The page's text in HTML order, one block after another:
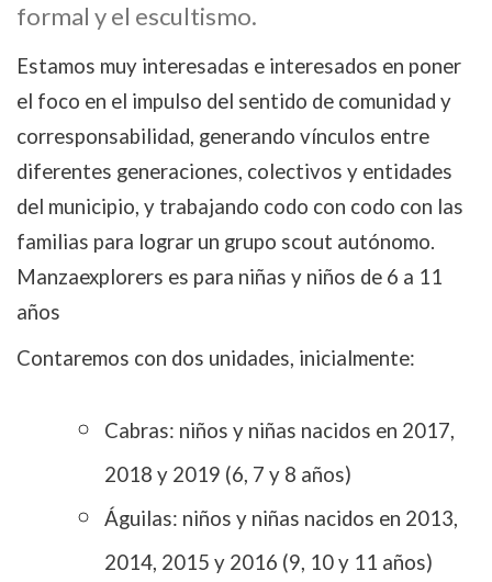
formal y el escultismo.
Estamos muy interesadas e interesados en poner
el foco en el impulso del sentido de comunidad y
corresponsabilidad, generando vínculos entre
diferentes generaciones, colectivos y entidades
del municipio, y trabajando codo con codo con las
familias para lograr un grupo scout autónomo.
Manzaexplorers es para niñas y niños de 6 a 11
años
Contaremos con dos unidades, inicialmente:
Cabras: niños y niñas nacidos en 2017,
2018 y 2019 (6, 7 y 8 años)
Águilas: niños y niñas nacidos en 2013,
2014, 2015 y 2016 (9, 10 y 11 años)